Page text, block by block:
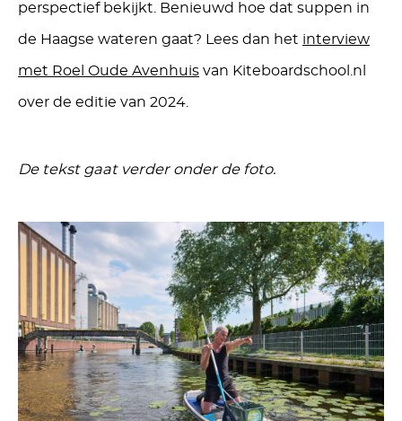
perspectief bekijkt. Benieuwd hoe dat suppen in
de Haagse wateren gaat? Lees dan het interview
met Roel Oude Avenhuis van Kiteboardschool.nl
over de editie van 2024.
De tekst gaat verder onder de foto.